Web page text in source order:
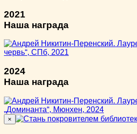
2021
Наша награда
2024
Наша награда
×